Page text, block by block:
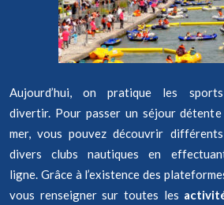
Aujourd’hui, on pratique les
divertir. Pour passer un séjour
mer, vous pouvez découvrir
divers clubs nautiques en
ligne. Grâce à l’existence des
vous renseigner sur toutes les